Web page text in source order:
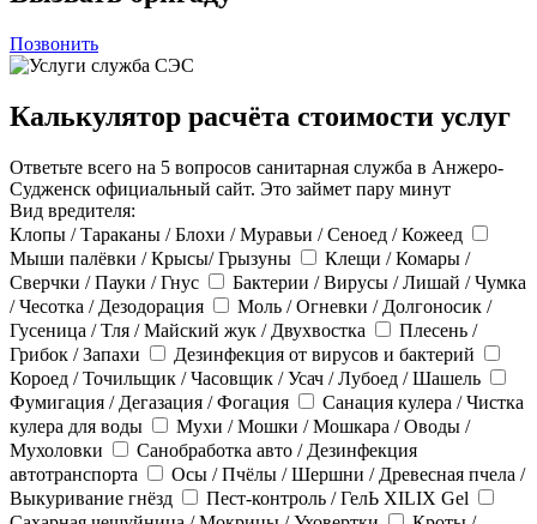
Позвонить
Калькулятор расчёта стоимости услуг
Ответьте всего на 5 вопросов санитарная служба в Анжеро-
Судженск официальный сайт. Это займет пару минут
Вид вредителя:
Клопы / Тараканы / Блохи / Муравьи / Сеноед / Кожеед
Мыши палёвки / Крысы/ Грызуны
Клещи / Комары /
Сверчки / Пауки / Гнус
Бактерии / Вирусы / Лишай / Чумка
/ Чесотка / Дезодорация
Моль / Огневки / Долгоносик /
Гусеница / Тля / Майский жук / Двухвостка
Плесень /
Грибок / Запахи
Дезинфекция от вирусов и бактерий
Короед / Точильщик / Часовщик / Усач / Лубоед / Шашель
Фумигация / Дегазация / Фогация
Санация кулера / Чистка
кулера для воды
Мухи / Мошки / Мошкара / Оводы /
Мухоловки
Санобработка авто / Дезинфекция
автотранспорта
Осы / Пчёлы / Шершни / Древесная пчела /
Выкуривание гнёзд
Пест-контроль / ГелЬ XILIX Gel